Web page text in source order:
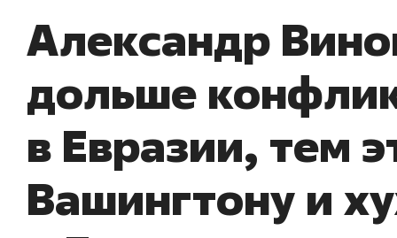
Александр
дольше
в Евразии, тем
Вашингтону и